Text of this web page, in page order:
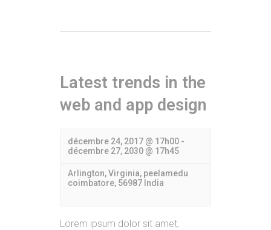
Latest trends in the
web and app design
décembre 24, 2017 @ 17h00 -
décembre 27, 2030 @ 17h45
Arlington, Virginia, peelamedu
coimbatore, 56987 India
Lorem ipsum dolor sit amet,